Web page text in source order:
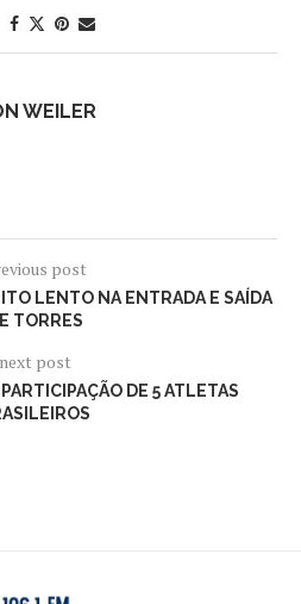
WEILER
post
LENTO NA ENTRADA E SAÍDA
TORRES
next post
DE 5 ATLETAS